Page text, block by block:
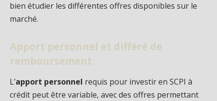
bien étudier les différentes offres disponibles sur le
marché.
Apport personnel et différé de
remboursement
L’apport personnel requis pour investir en SCPI à
crédit peut être variable, avec des offres permettant